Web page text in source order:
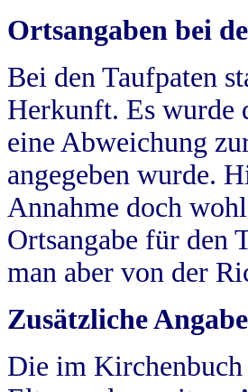
Ortsangaben bei
Bei den Taufpaten
Herkunft. Es wurde
eine Abweichung
angegeben wurde.
Annahme doch
Ortsangabe für den
man aber von der
Zusätzliche
Die im Kirchenbuch